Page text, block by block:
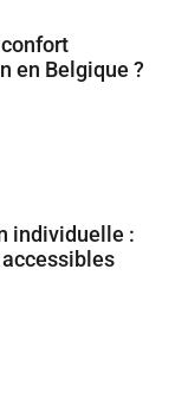
en Belgique ?
individuelle :